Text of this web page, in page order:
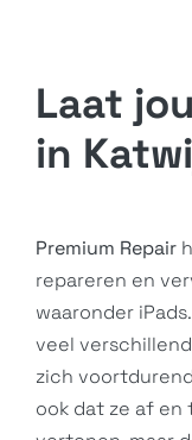
Laat
in
Premium Repair
repareren en
waaronder
veel
zich
ook dat ze af en